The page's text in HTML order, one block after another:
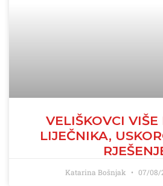
VELIŠKOVCI
LIJEČNIKA,
Katarina Bošnjak 07/08/